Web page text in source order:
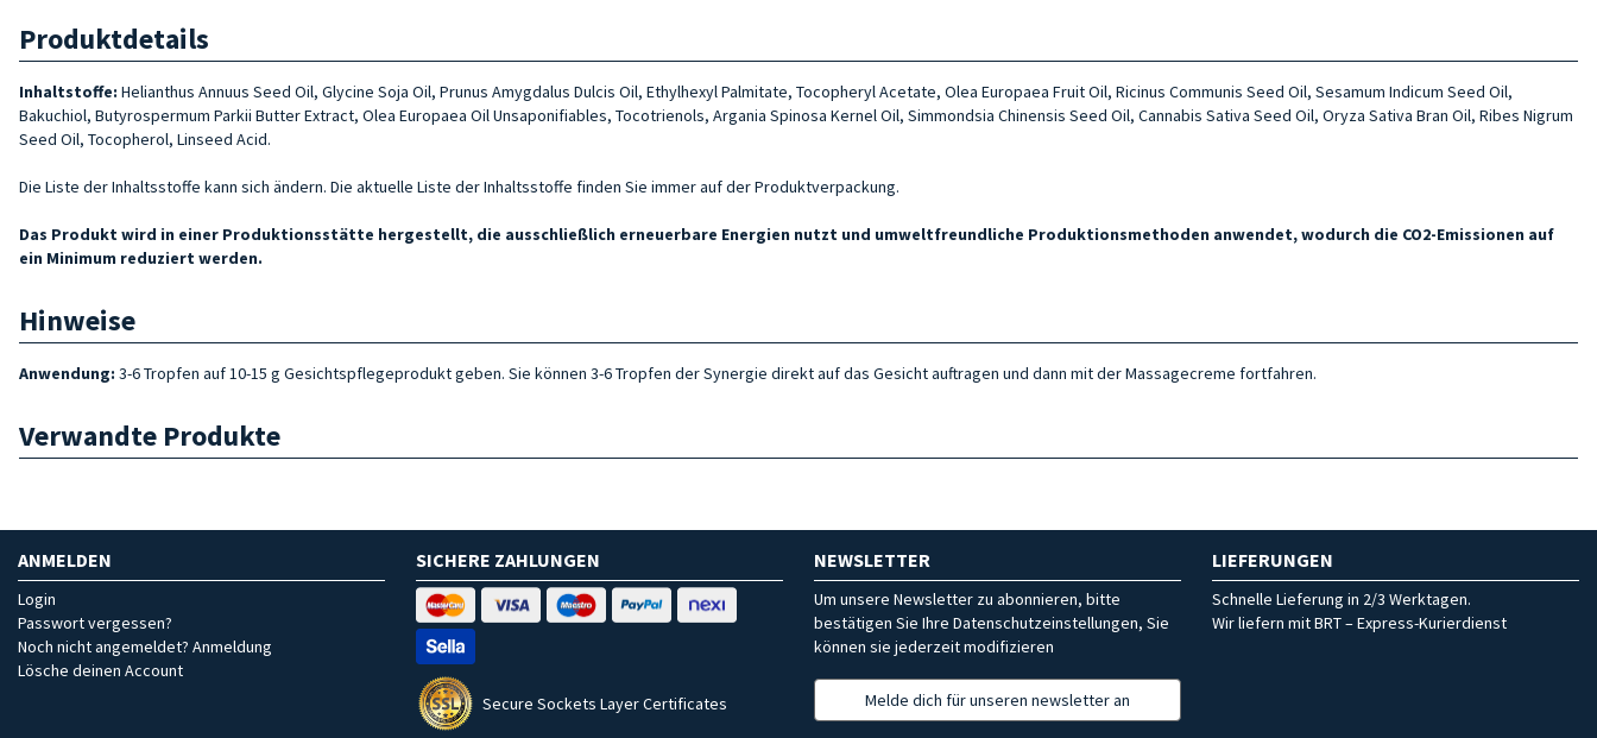
Produktdetails
Inhaltstoffe: Helianthus Annuus Seed Oil, Glycine Soja Oil, Prunus Amygdalus Dulcis Oil, Ethylhexyl Palmitate, Tocopheryl Acetate, Olea Europaea Fruit Oil, Ricinus Communis Seed Oil, Sesamum Indicum Seed Oil,
Bakuchiol, Butyrospermum Parkii Butter Extract, Olea Europaea Oil Unsaponifiables, Tocotrienols, Argania Spinosa Kernel Oil, Simmondsia Chinensis Seed Oil, Cannabis Sativa Seed Oil, Oryza Sativa Bran Oil, Ribes Nigrum
Seed Oil, Tocopherol, Linseed Acid.
Die Liste der Inhaltsstoffe kann sich ändern. Die aktuelle Liste der Inhaltsstoffe finden Sie immer auf der Produktverpackung.
Das Produkt wird in einer Produktionsstätte hergestellt, die ausschließlich erneuerbare Energien nutzt und umweltfreundliche Produktionsmethoden anwendet, wodurch die CO2-Emissionen auf
ein Minimum reduziert werden.
Hinweise
Anwendung: 3-6 Tropfen auf 10-15 g Gesichtspflegeprodukt geben. Sie können 3-6 Tropfen der Synergie direkt auf das Gesicht auftragen und dann mit der Massagecreme fortfahren.
Verwandte Produkte
ANMELDEN
Login
Passwort vergessen?
Noch nicht angemeldet? Anmeldung
Lösche deinen Account
SICHERE ZAHLUNGEN
Secure Sockets Layer Certificates
NEWSLETTER
Um unsere Newsletter zu abonnieren, bitte
bestätigen Sie Ihre Datenschutzeinstellungen, Sie
können sie jederzeit modifizieren
Melde dich für unseren newsletter an
LIEFERUNGEN
Schnelle Lieferung in 2/3 Werktagen.
Wir liefern mit BRT – Express-Kurierdienst